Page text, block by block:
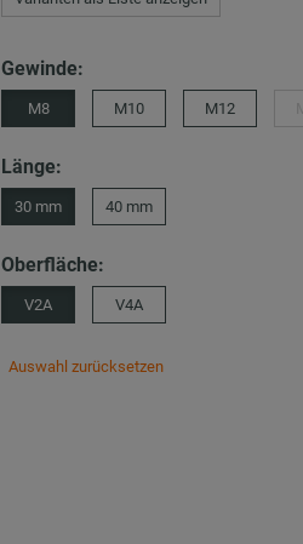
Gewinde:
M8 M10 M12
Länge:
30 mm 40 mm
Oberfläche:
V2A V4A
Auswahl zurücksetzen